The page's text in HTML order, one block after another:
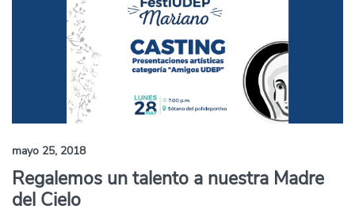
mayo 25, 2018
Regalemos un talento a nuestra Madre
del Cielo